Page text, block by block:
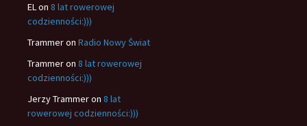
ELon 8 lat rowerowej
codzienności:)))
Trammeron Radio Nowy Świat
Trammeron 8 lat rowerowej
codzienności:)))
Jerzy Trammeron 8 lat
rowerowej codzienności:)))